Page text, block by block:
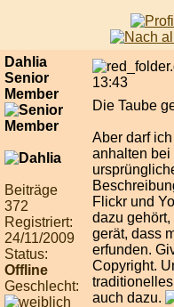
Dahlia
Senior
Member
Beiträge
372
Registriert:
24/11/2009
Status:
Offline
Geschlecht:
13:43
Die Taube
Aber darf
anhalten bei
Flickr und
dazu
gerät, dass
erfunden.
Copyright.
auch dazu.